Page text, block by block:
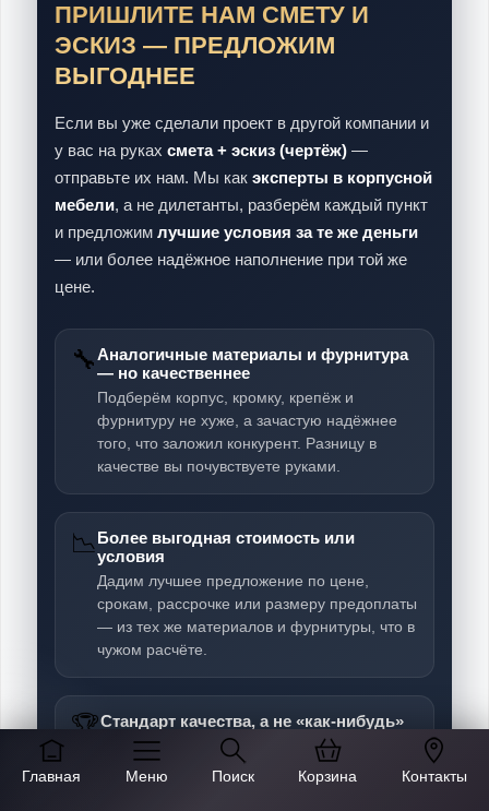
Главная Меню Поиск Корзина Контакты
ПРИШЛИТЕ НАМ СМЕТУ И
ЭСКИЗ — ПРЕДЛОЖИМ
ВЫГОДНЕЕ
Если вы уже сделали проект в другой компании и
у вас на руках смета + эскиз (чертёж) —
отправьте их нам. Мы как эксперты в корпусной
мебели, а не дилетанты, разберём каждый пункт
и предложим лучшие условия за те же деньги
— или более надёжное наполнение при той же
цене.
🔧Аналогичные материалы и фурнитура
— но качественнее
Подберём корпус, кромку, крепёж и
фурнитуру не хуже, а зачастую надёжнее
того, что заложил конкурент. Разницу в
качестве вы почувствуете руками.
📉Более выгодная стоимость или
условия
Дадим лучшее предложение по цене,
срокам, рассрочке или размеру предоплаты
— из тех же материалов и фурнитуры, что в
чужом расчёте.
🏆Стандарт качества, а не «как-нибудь»
Мы работаем на высоком уровне. Многие
компании в Москве делают мебель «на